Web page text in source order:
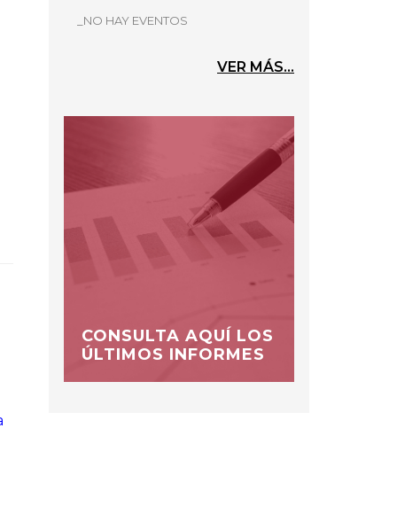
_NO HAY EVENTOS
VER MÁS...
CONSULTA AQUÍ LOS
ÚLTIMOS INFORMES